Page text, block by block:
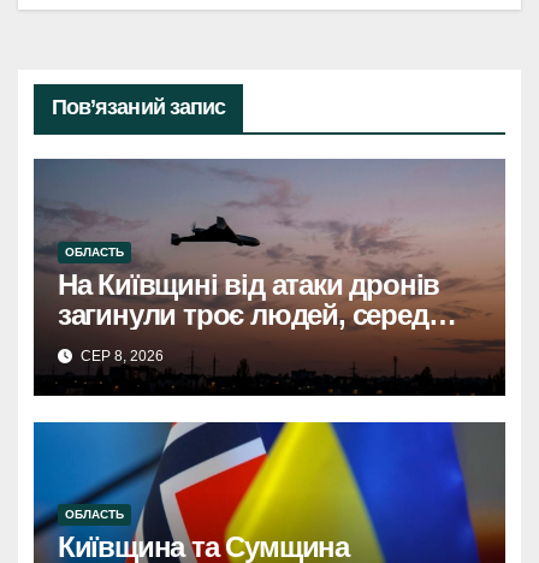
Пов’язаний запис
ОБЛАСТЬ
На Київщині від атаки дронів
загинули троє людей, серед
них дитинаНа Київщині
загинули троє, серед них
дитина, через атаку дронів
СЕР 8, 2026
ОБЛАСТЬ
Київщина та Сумщина